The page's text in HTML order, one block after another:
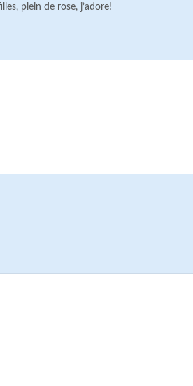
plein de rose, j’adore!